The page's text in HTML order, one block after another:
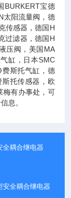
BURKERT宝德
太阳流量阀，德
传感器，德国H
过滤器，德国H
压阀，美国MA
缸，日本SMC
斯托气缸，德
斯托传感器，欧
梅有办事处，可
息。
全耦合继电器
安全耦合继电器